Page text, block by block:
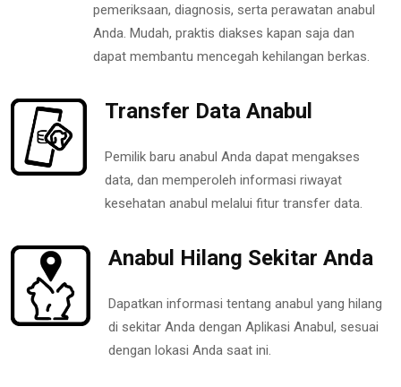
pemeriksaan, diagnosis, serta perawatan anabul
Anda. Mudah, praktis diakses kapan saja dan
dapat membantu mencegah kehilangan berkas.
Transfer Data Anabul
Pemilik baru anabul Anda dapat mengakses
data, dan memperoleh informasi riwayat
kesehatan anabul melalui fitur transfer data.
Anabul Hilang Sekitar Anda
Dapatkan informasi tentang anabul yang hilang
di sekitar Anda dengan Aplikasi Anabul, sesuai
dengan lokasi Anda saat ini.